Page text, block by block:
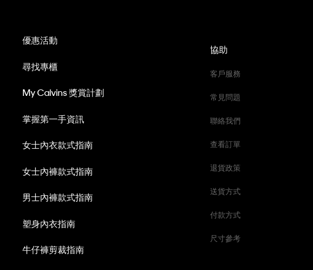
協助
客戶服務
常見問題
聯絡我們
查看訂單
退貨政策
送貨方式
付款方式
尺寸參考
優惠活動
尋找專櫃
My Calvins 獎賞計劃
掌握第一手資訊
女士內衣款式指南
女士內褲款式指南
男士內褲款式指南
塑身內衣指南
牛仔褲剪裁指南